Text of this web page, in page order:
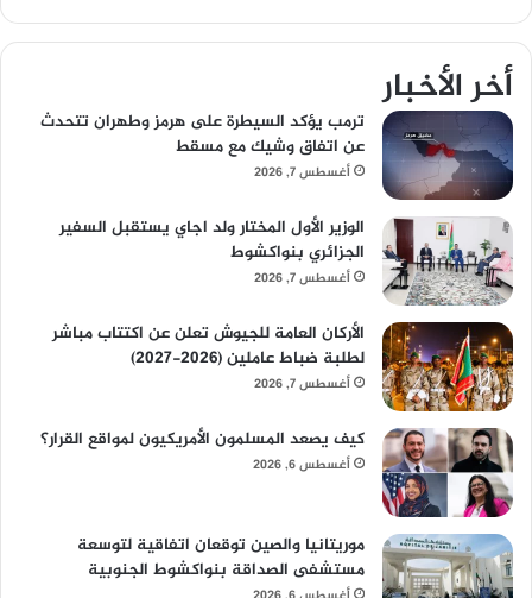
أخر الأخبار
ترمب يؤكد السيطرة على هرمز وطهران تتحدث
عن اتفاق وشيك مع مسقط
أغسطس 7, 2026
الوزير الأول المختار ولد اجاي يستقبل السفير
الجزائري بنواكشوط
أغسطس 7, 2026
الأركان العامة للجيوش تعلن عن اكتتاب مباشر
لطلبة ضباط عاملين (2026-2027)
أغسطس 7, 2026
كيف يصعد المسلمون الأمريكيون لمواقع القرار؟
أغسطس 6, 2026
موريتانيا والصين توقعان اتفاقية لتوسعة
مستشفى الصداقة بنواكشوط الجنوبية